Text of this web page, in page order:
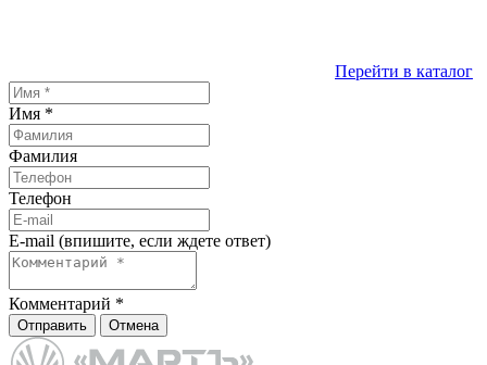
Перейти в каталог
Имя *
Фамилия
Телефон
E-mail (впишите, если ждете ответ)
Комментарий *
Отправить Отмена